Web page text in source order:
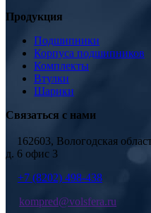
Продукция
Подшипники
Корпуса подшипников
Комплекты
Втулки
Шарики
Связаться с нами
162603, Вологодская
д. 6 офис 3
+7 (8202) 498-438
kompred@volsfera.ru